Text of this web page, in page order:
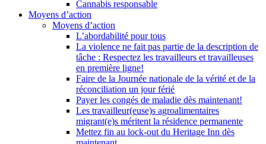
Cannabis responsable
Moyens d’action
Moyens d’action
L’abordabilité pour tous
La violence ne fait pas partie de la description de
tâche : Respectez les travailleurs et travailleuses
en première ligne!
Faire de la Journée nationale de la vérité et de la
réconciliation un jour férié
Payer les congés de maladie dès maintenant!
Les travailleur(euse)s agroalimentaires
migrant(e)s méritent la résidence permanente
Mettez fin au lock-out du Heritage Inn dès